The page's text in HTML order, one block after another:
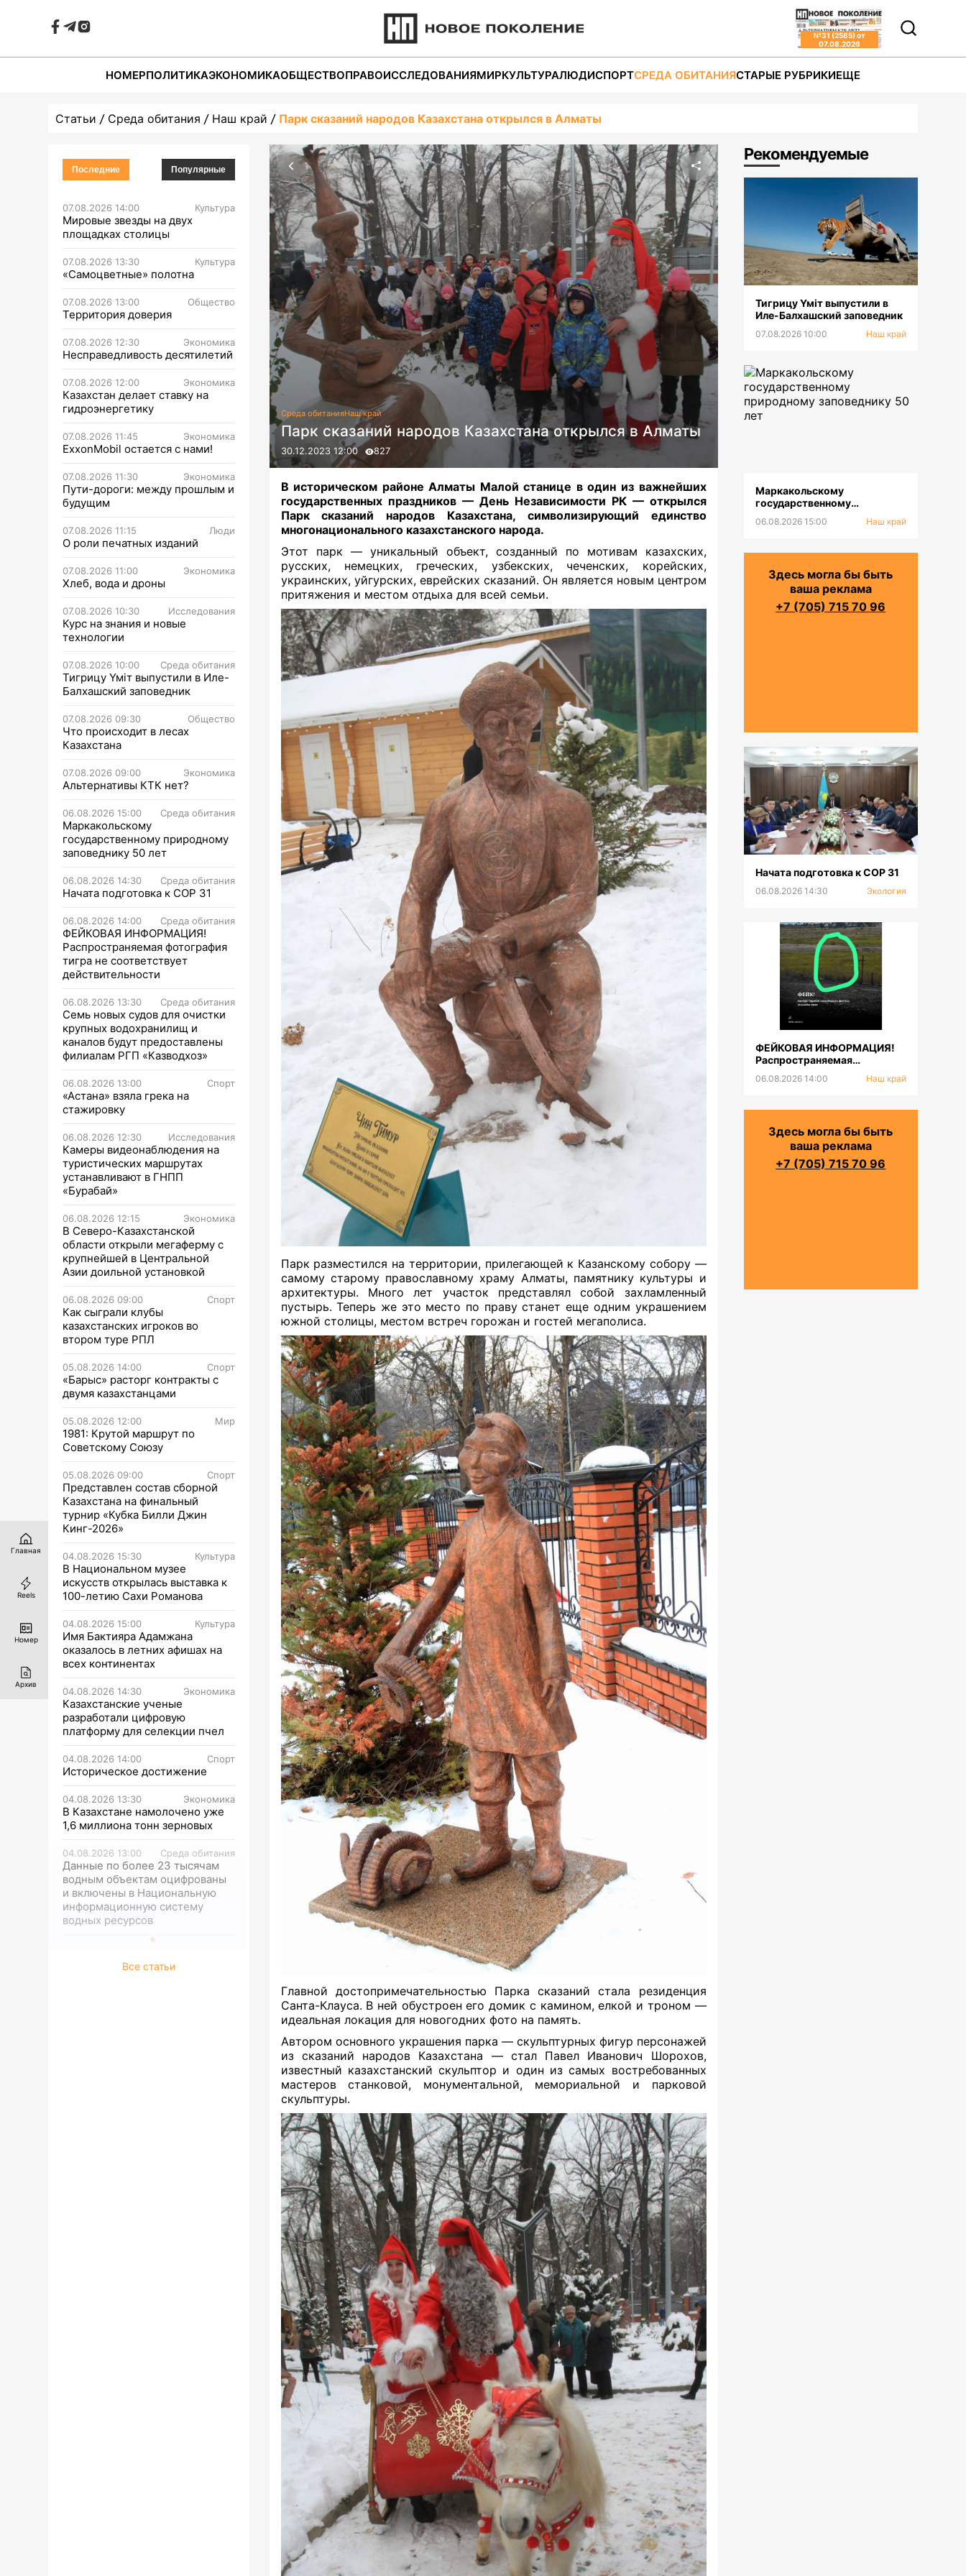
№31 (2585) от
07.08.2026
НОМЕРПОЛИТИКАЭКОНОМИКАОБЩЕСТВОПРАВОИССЛЕДОВАНИЯМИРКУЛЬТУРАЛЮДИСПОРТСРЕДА ОБИТАНИЯСТАРЫЕ РУБРИКИЕЩЕ
Статьи Среда обитания Наш край Парк сказаний народов Казахстана открылся в Алматы
Последние Популярные
07.08.2026 14:00 Культура
Мировые звезды на двух
площадках столицы
07.08.2026 13:30 Культура
«Самоцветные» полотна
07.08.2026 13:00 Общество
Территория доверия
07.08.2026 12:30 Экономика
Несправедливость десятилетий
07.08.2026 12:00 Экономика
Казахстан делает ставку на
гидроэнергетику
07.08.2026 11:45 Экономика
ExxonMobil остается с нами!
07.08.2026 11:30 Экономика
Пути-дороги: между прошлым и
будущим
07.08.2026 11:15 Люди
О роли печатных изданий
07.08.2026 11:00 Экономика
Хлеб, вода и дроны
07.08.2026 10:30 Исследования
Курс на знания и новые
технологии
07.08.2026 10:00 Среда обитания
Тигрицу Үміт выпустили в Иле-
Балхашский заповедник
07.08.2026 09:30 Общество
Что происходит в лесах
Казахстана
07.08.2026 09:00 Экономика
Альтернативы КТК нет?
06.08.2026 15:00 Среда обитания
Маркакольскому
государственному природному
заповеднику 50 лет
06.08.2026 14:30 Среда обитания
Начата подготовка к СОР 31
06.08.2026 14:00 Среда обитания
ФЕЙКОВАЯ ИНФОРМАЦИЯ!
Распространяемая фотография
тигра не соответствует
действительности
06.08.2026 13:30 Среда обитания
Семь новых судов для очистки
крупных водохранилищ и
каналов будут предоставлены
филиалам РГП «Казводхоз»
06.08.2026 13:00 Спорт
«Астана» взяла грека на
стажировку
06.08.2026 12:30 Исследования
Камеры видеонаблюдения на
туристических маршрутах
устанавливают в ГНПП
«Бурабай»
06.08.2026 12:15 Экономика
В Северо-Казахстанской
области открыли мегаферму с
крупнейшей в Центральной
Азии доильной установкой
06.08.2026 09:00 Спорт
Как сыграли клубы
казахстанских игроков во
втором туре РПЛ
05.08.2026 14:00 Спорт
«Барыс» расторг контракты с
двумя казахстанцами
05.08.2026 12:00 Мир
1981: Крутой маршрут по
Советскому Союзу
05.08.2026 09:00 Спорт
Представлен состав сборной
Казахстана на финальный
турнир «Кубка Билли Джин
Кинг-2026»
04.08.2026 15:30 Культура
В Национальном музее
искусств открылась выставка к
100-летию Сахи Романова
04.08.2026 15:00 Культура
Имя Бактияра Адамжана
оказалось в летних афишах на
всех континентах
04.08.2026 14:30 Экономика
Казахстанские ученые
разработали цифровую
платформу для селекции пчел
04.08.2026 14:00 Спорт
Историческое достижение
04.08.2026 13:30 Экономика
В Казахстане намолочено уже
1,6 миллиона тонн зерновых
04.08.2026 13:00 Среда обитания
Данные по более 23 тысячам
водным объектам оцифрованы
и включены в Национальную
информационную систему
водных ресурсов
Все статьи
Среда обитанияНаш край
Парк сказаний народов Казахстана открылся в Алматы
30.12.2023 12:00 827
В историческом районе Алматы Малой станице в один из важнейших
государственных праздников — День Независимости РК — открылся
Парк сказаний народов Казахстана, символизирующий единство
многонационального казахстанского народа.
Этот парк — уникальный объект, созданный по мотивам казахских,
русских, немецких, греческих, узбекских, чеченских, корейских,
украинских, уйгурских, еврейских сказаний. Он является новым центром
притяжения и местом отдыха для всей семьи.
Парк разместился на территории, прилегающей к Казанскому собору —
самому старому православному храму Алматы, памятнику культуры и
архитектуры. Много лет участок представлял собой захламленный
пустырь. Теперь же это место по праву станет еще одним украшением
южной столицы, местом встреч горожан и гостей мегаполиса.
Главной достопримечательностью Парка сказаний стала резиденция
Санта-Клауса. В ней обустроен его домик с камином, елкой и троном —
идеальная локация для новогодних фото на память.
Автором основного украшения парка — скульптурных фигур персонажей
из сказаний народов Казахстана — стал Павел Иванович Шорохов,
известный казахстанский скульптор и один из самых востребованных
мастеров станковой, монументальной, мемориальной и парковой
скульптуры.
Рекомендуемые
Тигрицу Үміт выпустили в
Иле-Балхашский заповедник
07.08.2026 10:00 Наш край
Маркакольскому
государственному
лет
06.08.2026 15:00 Наш край
Здесь могла бы быть
ваша реклама
+7 (705) 715 70 96
Начата подготовка к СОР 31
06.08.2026 14:30 Экология
ФЕЙКОВАЯ ИНФОРМАЦИЯ!
Распространяемая
соответствует
06.08.2026 14:00 Наш край
Здесь могла бы быть
ваша реклама
+7 (705) 715 70 96
Главная
Reels
Номер
Архив